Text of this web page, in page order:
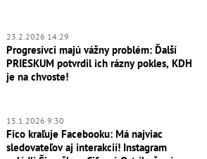
23.2.2026 14:29
Progresívci majú vážny problém: Ďalší
PRIESKUM potvrdil ich rázny pokles, KDH
je na chvoste!
15.1.2026 9:30
Fico kraľuje Facebooku: Má najviac
sledovateľov aj interakcií! Instagram